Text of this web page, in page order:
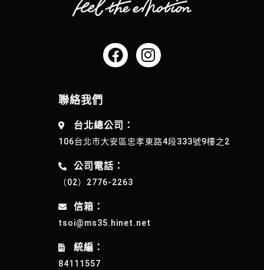
聯絡我們
台北總公司：
106台北市大安區忠孝東路4段333號9樓之2
公司電話：
（02）2776-2263
信箱：
tsoi@ms35.hinet.net
統編：
84111557